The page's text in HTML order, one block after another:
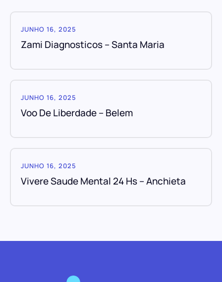
JUNHO 16, 2025
Zami Diagnosticos – Santa Maria
JUNHO 16, 2025
Voo De Liberdade – Belem
JUNHO 16, 2025
Vivere Saude Mental 24 Hs – Anchieta